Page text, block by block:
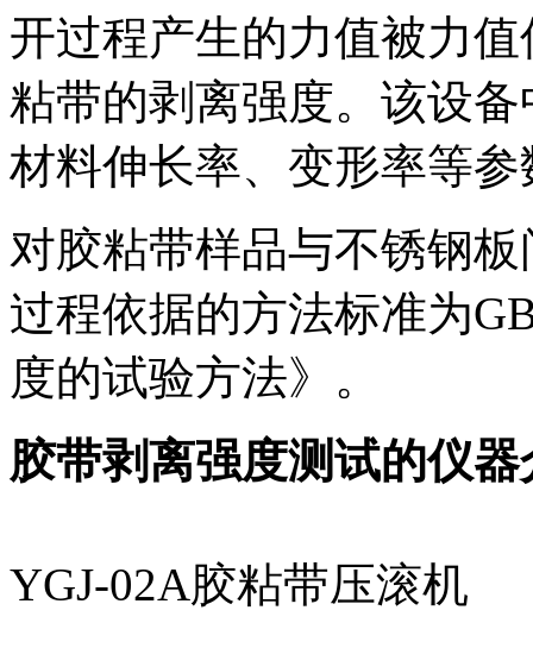
开过程产生的力值被力
粘带的剥离强度。该设
材料伸长率、变形率等
对胶粘带样品与不锈钢
过程依据的方法标准为
度的试验方法》。
胶带剥离强度测试的仪
YGJ-02A胶粘带压滚机